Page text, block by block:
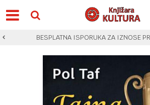
BESPLATNA ISPORUKA ZA IZNOSE